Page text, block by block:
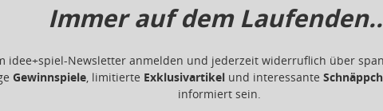
Immer auf dem
idee+spiel-Newsletter anmelden und jederzeit widerruflich über
Gewinnspiele, limitierte Exklusivartikel und interessante
informiert sein.